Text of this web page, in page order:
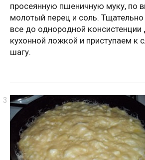
просеянную пшеничную муку, по
молотый перец и соль.
все до однородной консистенции
кухонной ложкой и приступаем к
шагу.